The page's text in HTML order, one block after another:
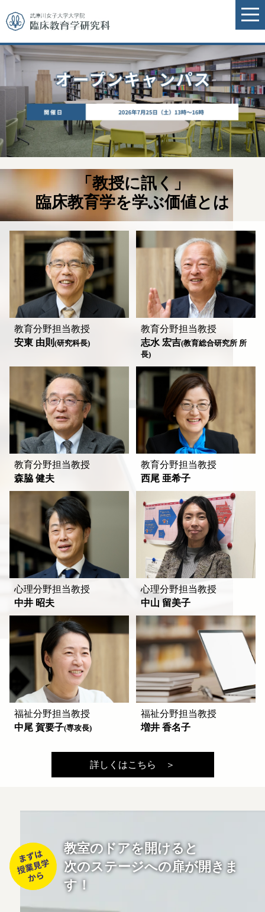
「教授に訊く」
臨床教育学を学ぶ価値とは
教育分野担当教授
安東 由則 (研究科長)
教育分野担当教授
志水 宏吉(教育総合研究所 所
長)
教育分野担当教授
森脇 健夫
教育分野担当教授
西尾 亜希子
心理分野担当教授
中井 昭夫
心理分野担当教授
中山 留美子
福祉分野担当教授
中尾 賀要子(専攻長)
福祉分野担当教授
増井 香名子
詳しくはこちら ＞
教室のドアを開けると
次のステージへの扉が開きま
す！